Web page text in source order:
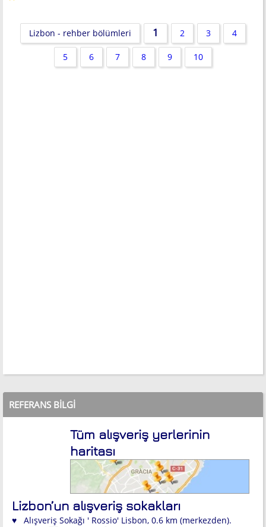
Lizbon - rehber bölümleri 1 2 3 4
5 6 7 8 9 10
REFERANS BILGI
Tüm alışveriş yerlerinin
haritası
Lizbon’un alışveriş sokakları
♥ Alışveriş Sokağı ' Rossio' Lisbon, 0.6 km (merkezden).